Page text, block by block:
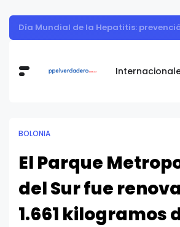
BOLONIA
El Parque
del Sur fue
1.661 kilogramos